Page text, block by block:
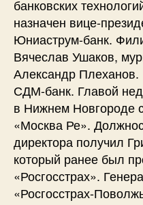
банковских
назначен вице-
Юниаструм-банк.
Вячеслав Ушаков,
Александр Плеханов.
СДМ-банк. Главой
в Нижнем Новгороде
«Москва Ре».
директора получил
который ранее был
«Росгосстрах».
«Росгосстрах-